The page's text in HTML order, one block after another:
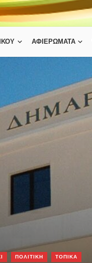
ΑΦΙΕΡΩΜΑΤΑ
ΠΟΛΙΤΙΚΗ ΤΟΠΙΚΑ